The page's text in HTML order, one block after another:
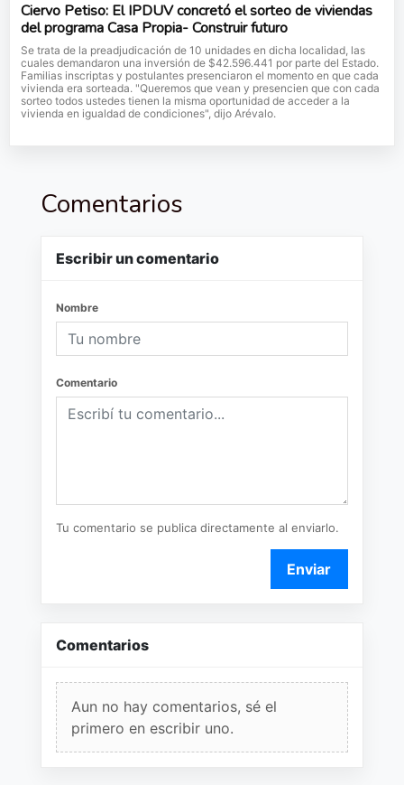
Ciervo Petiso: El IPDUV concretó el sorteo de viviendas
del programa Casa Propia- Construir futuro
Se trata de la preadjudicación de 10 unidades en dicha localidad, las
cuales demandaron una inversión de $42.596.441 por parte del Estado.
Familias inscriptas y postulantes presenciaron el momento en que cada
vivienda era sorteada. "Queremos que vean y presencien que con cada
sorteo todos ustedes tienen la misma oportunidad de acceder a la
vivienda en igualdad de condiciones", dijo Arévalo.
Comentarios
Escribir un comentario
Nombre
Comentario
Tu comentario se publica directamente al enviarlo.
Enviar
Comentarios
Aun no hay comentarios, sé el
primero en escribir uno.